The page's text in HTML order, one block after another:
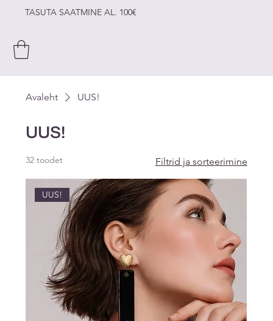
TASUTA SAATMINE AL. 100€
Avaleht UUS!
UUS!
32 toodet Filtrid ja sorteerimine
UUS!